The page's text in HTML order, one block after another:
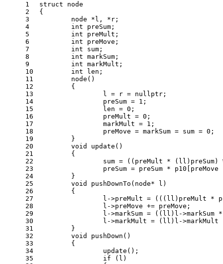
1
2
3
4
5
6
7
8
9
10
11
12
13
14
15
16
17
18
19
20
21
22
23
24
25
26
27
28
29
30
31
32
33
34
35
struct
node
{
	node *l, *r;
int preSum;
int preMult;
int preMove;
int sum;
int markSum;
int markMult;
int len;
node ()
	{
		l = r =
nullptr ;
		preSum =
1 ;
		len =
0 ;
		preMult =
0 ;
		markMult =
1 ;
		preMove = markSum = sum =
0 ;
	}
void
update ()
{
sum = ((preMult *
preSum = preSum *
	}
void
pushDownTo (node* l)
{
l->preMult = (((ll)preMult
		l->preMove += preMove;
l->markSum = ((ll)l->markSum
l->markMult = (ll)l-
	}
void
pushDown ()
{
update ();
if (l)